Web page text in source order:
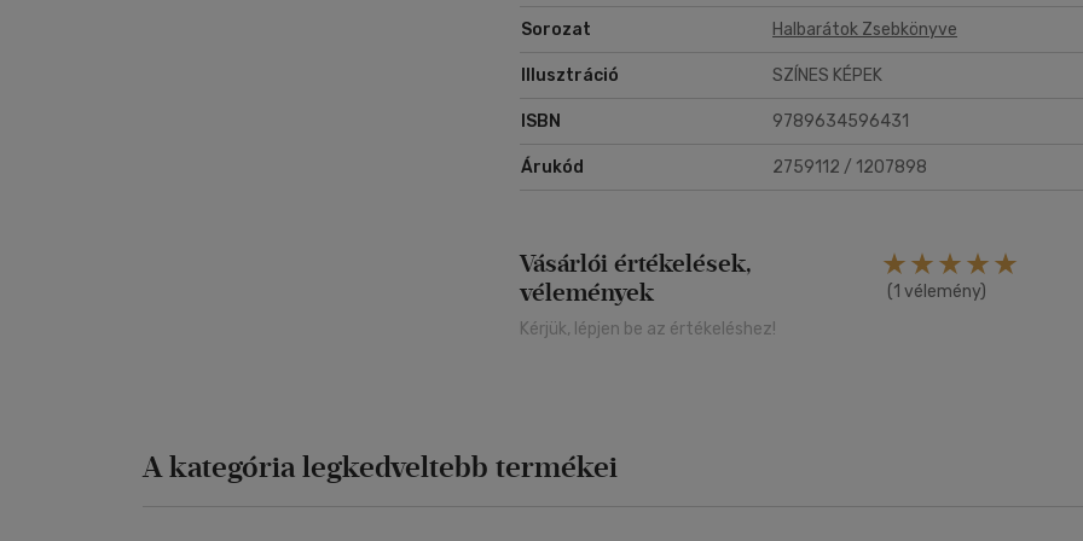
Sorozat Halbarátok Zsebkönyve
Illusztráció SZÍNES KÉPEK
ISBN 9789634596431
Árukód 2759112 / 1207898
Vásárlói értékelések,
vélemények
(1 vélemény)
Kérjük, lépjen be az értékeléshez!
A kategória legkedveltebb termékei